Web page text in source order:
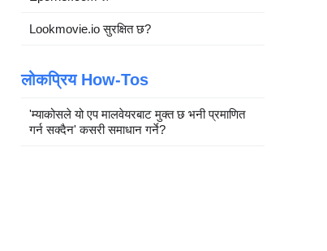
Lookmovie.io सुरक्षित छ?
लोकप्रिय How-Tos
'म्याकोसले यो एप मालवेयरबाट मुक्त छ भनी प्रमाणित
गर्न सक्दैन' कसरी समाधान गर्ने?